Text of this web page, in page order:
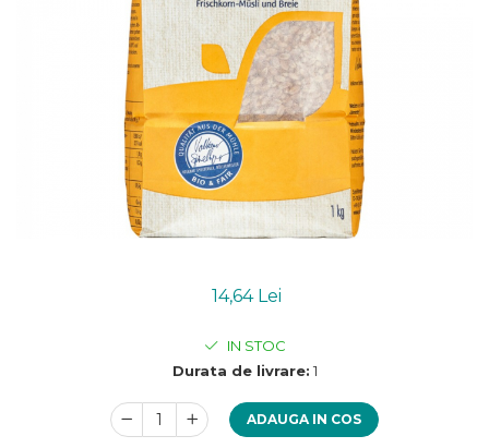
Mixuri bio si blaturi
Ciocolata, cacao si cafea
Cafea bio din cereale
Condimente si supe bio
Dulceata si creme bio
Compoturi bio
14,64 Lei
IN STOC
Durata de livrare: 1
ADAUGA IN COS